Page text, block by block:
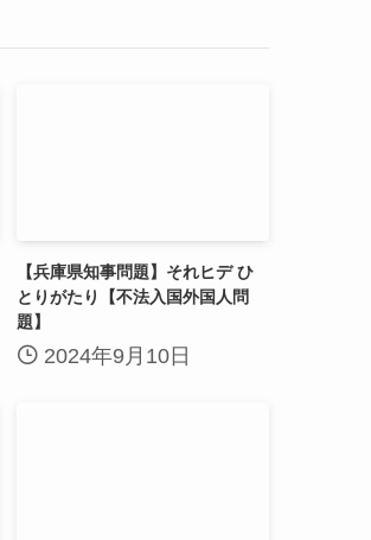
【兵庫県知事問題】それヒデ ひ
とりがたり【不法入国外国人問
題】
2024年9月10日